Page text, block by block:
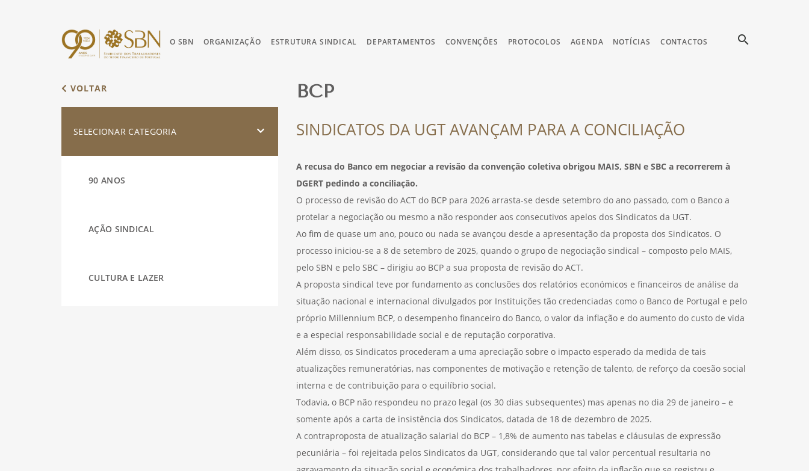
O SBN ORGANIZAÇÃO ESTRUTURA SINDICAL DEPARTAMENTOS CONVENÇÕES PROTOCOLOS AGENDA NOTÍCIAS CONTACTOS search
VOLTAR
SELECIONAR CATEGORIA
90 ANOS
AÇÃO SINDICAL
CULTURA E LAZER
BCP
SINDICATOS DA UGT AVANÇAM PARA A CONCILIAÇÃO
A recusa do Banco em negociar a revisão da convenção coletiva obrigou MAIS, SBN e SBC a recorrerem à
DGERT pedindo a conciliação.
O processo de revisão do ACT do BCP para 2026 arrasta-se desde setembro do ano passado, com o Banco a
protelar a negociação ou mesmo a não responder aos consecutivos apelos dos Sindicatos da UGT.
Ao fim de quase um ano, pouco ou nada se avançou desde a apresentação da proposta dos Sindicatos. O
processo iniciou-se a 8 de setembro de 2025, quando o grupo de negociação sindical – composto pelo MAIS,
pelo SBN e pelo SBC – dirigiu ao BCP a sua proposta de revisão do ACT.
A proposta sindical teve por fundamento as conclusões dos relatórios económicos e financeiros de análise da
situação nacional e internacional divulgados por Instituições tão credenciadas como o Banco de Portugal e pelo
próprio Millennium BCP, o desempenho financeiro do Banco, o valor da inflação e do aumento do custo de vida
e a especial responsabilidade social e de reputação corporativa.
Além disso, os Sindicatos procederam a uma apreciação sobre o impacto esperado da medida de tais
atualizações remuneratórias, nas componentes de motivação e retenção de talento, de reforço da coesão social
interna e de contribuição para o equilíbrio social.
Todavia, o BCP não respondeu no prazo legal (os 30 dias subsequentes) mas apenas no dia 29 de janeiro – e
somente após a carta de insistência dos Sindicatos, datada de 18 de dezembro de 2025.
A contraproposta de atualização salarial do BCP – 1,8% de aumento nas tabelas e cláusulas de expressão
pecuniária – foi rejeitada pelos Sindicatos da UGT, considerando que tal valor percentual resultaria no